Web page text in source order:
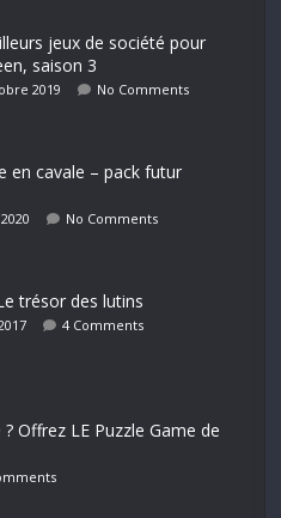
jeux de société pour
saison 3
2019 No Comments
en cavale – pack futur
No Comments
trésor des lutins
4 Comments
Offrez LE Puzzle Game de